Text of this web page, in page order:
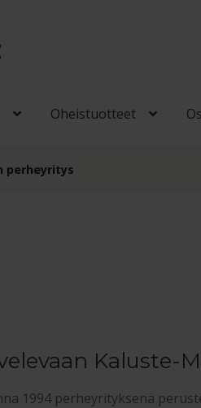
Oheistuotteet
perheyritys
Kaluste-
1994 perheyrityksenä